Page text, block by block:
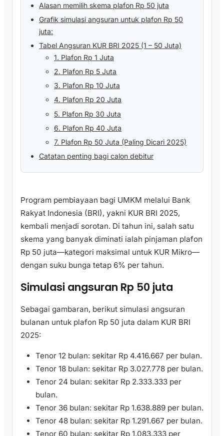
Alasan memilih skema plafon Rp 50 juta
Grafik simulasi angsuran untuk plafon Rp 50
juta:
Tabel Angsuran KUR BRI 2025 (1 – 50 Juta)
1. Plafon Rp 1 Juta
2. Plafon Rp 5 Juta
3. Plafon Rp 10 Juta
4. Plafon Rp 20 Juta
5. Plafon Rp 30 Juta
6. Plafon Rp 40 Juta
7. Plafon Rp 50 Juta (Paling Dicari 2025)
Catatan penting bagi calon debitur
Program pembiayaan bagi UMKM melalui Bank
Rakyat Indonesia (BRI), yakni KUR BRI 2025,
kembali menjadi sorotan. Di tahun ini, salah satu
skema yang banyak diminati ialah pinjaman plafon
Rp 50 juta—kategori maksimal untuk KUR Mikro—
dengan suku bunga tetap 6% per tahun.
Simulasi angsuran Rp 50 juta
Sebagai gambaran, berikut simulasi angsuran
bulanan untuk plafon Rp 50 juta dalam KUR BRI
2025:
Tenor 12 bulan: sekitar Rp 4.416.667 per bulan.
Tenor 18 bulan: sekitar Rp 3.027.778 per bulan.
Tenor 24 bulan: sekitar Rp 2.333.333 per
bulan.
Tenor 36 bulan: sekitar Rp 1.638.889 per bulan.
Tenor 48 bulan: sekitar Rp 1.291.667 per bulan.
Tenor 60 bulan: sekitar Rp 1.083.333 per